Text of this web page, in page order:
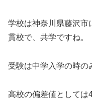
学校は神奈川県藤沢市
貫校で、共学ですね。
受験は中学入学の時の
高校の偏差値としては